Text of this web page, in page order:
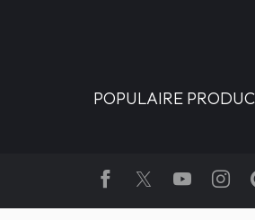
POPULAIRE